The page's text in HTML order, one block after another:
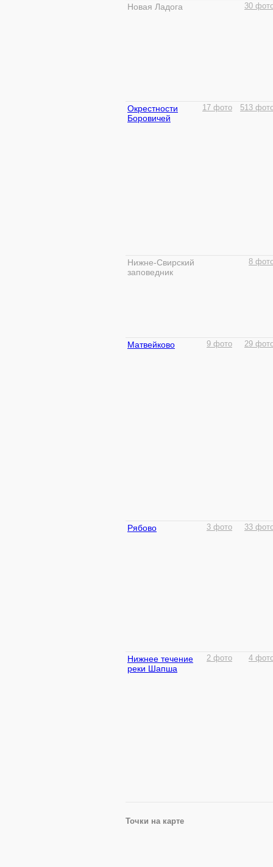
Новая Ладога 30
Окрестности
Боровичей
17 фото 513
Нижне-Свирский
заповедник
8
Матвейково 9 фото 29
Рябово 3 фото 33
Нижнее течение
реки Шапша
2 фото 4
Точки на карте